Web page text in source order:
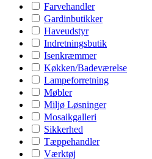
Farvehandler
Gardinbutikker
Haveudstyr
Indretningsbutik
Isenkræmmer
Køkken/Badeværelse
Lampeforretning
Møbler
Miljø Løsninger
Mosaikgalleri
Sikkerhed
Tæppehandler
Værktøj